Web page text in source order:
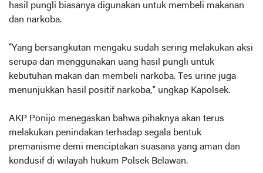
hasil pungli biasanya digunakan untuk membeli makanan
dan narkoba.
“Yang bersangkutan mengaku sudah sering melakukan aksi
serupa dan menggunakan uang hasil pungli untuk
kebutuhan makan dan membeli narkoba. Tes urine juga
menunjukkan hasil positif narkoba,” ungkap Kapolsek.
AKP Ponijo menegaskan bahwa pihaknya akan terus
melakukan penindakan terhadap segala bentuk
premanisme demi menciptakan suasana yang aman dan
kondusif di wilayah hukum Polsek Belawan.